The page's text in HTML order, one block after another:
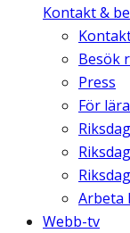
Kontakt &
Besök
Press
För
Arbeta
Webb-tv